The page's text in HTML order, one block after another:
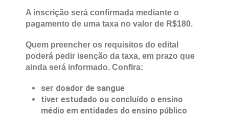
A inscrição será confirmada mediante o
pagamento de uma taxa no valor de R$180.
Quem preencher os requisitos do edital
poderá pedir isenção da taxa, em prazo que
ainda será informado. Confira:
ser doador de sangue
tiver estudado ou concluído o ensino
médio em entidades do ensino público